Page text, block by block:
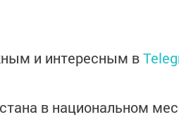
и интересным в
в национальном